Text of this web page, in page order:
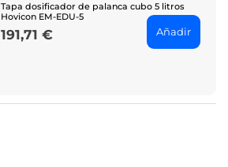
Tapa dosificador de palanca cubo 5 litros
Hovicon EM-EDU-5
Price
191,71 € Añadir